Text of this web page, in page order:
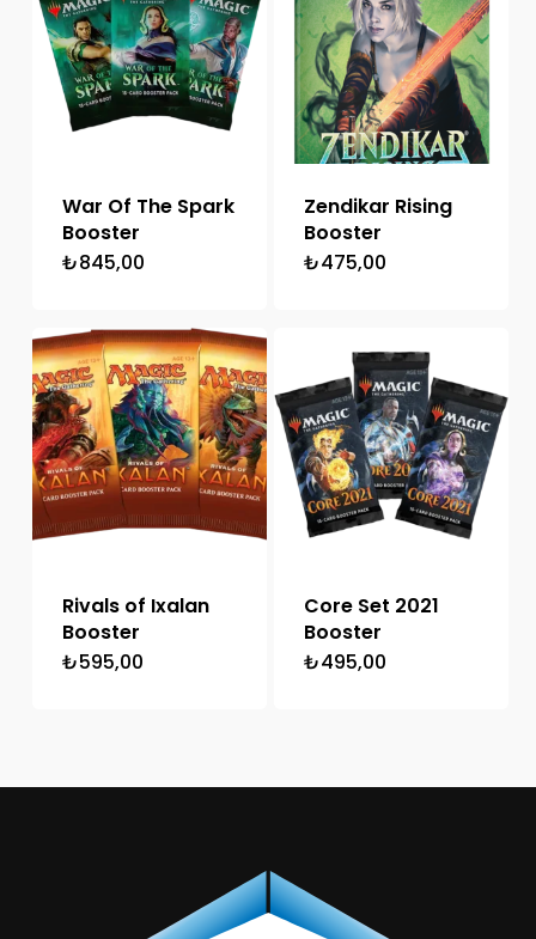
War Of The Spark
Booster
₺845,00
Zendikar Rising
Booster
₺475,00
Rivals of Ixalan
Booster
₺595,00
Core Set 2021
Booster
₺495,00